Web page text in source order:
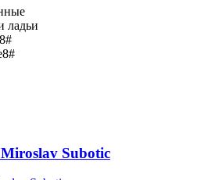
ладьи
Subotic